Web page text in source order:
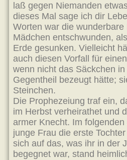
laß gegen Niemanden
dieses Mal sage ich dir
Worten war die wunderbare
Mädchen entschwunden,
Erde gesunken. Vielleicht
auch diesen Vorfall für
wenn nicht das Säckchen
Gegentheil bezeugt hätte;
Steinchen.
Die Prophezeiung traf ein,
im Herbst verheirathet und
armer Knecht. Im
junge Frau die erste
sich auf das, was ihr in der
begegnet war, stand